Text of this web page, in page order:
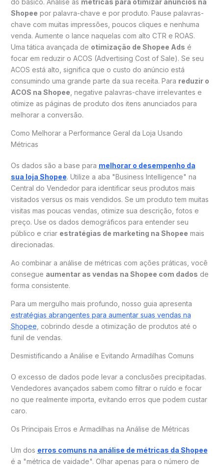
do básico. Analise as métricas para otimizar anúncios na
Shopee por palavra-chave e por produto. Pause palavras-
chave com muitas impressões, poucos cliques e nenhuma
venda. Aumente o lance naquelas com alto CTR e ROAS.
Uma tática avançada de otimização de Shopee Ads é
focar em reduzir o ACOS (Advertising Cost of Sale). Se seu
ACOS está alto, significa que o custo do anúncio está
consumindo uma grande parte da sua receita. Para reduzir o
ACOS na Shopee , negative palavras-chave irrelevantes e
otimize as páginas de produto dos itens anunciados para
melhorar a conversão.
Como Melhorar a Performance Geral da Loja Usando
Métricas
Os dados são a base para melhorar o desempenho da
sua loja Shopee. Utilize a aba "Business Intelligence" na
Central do Vendedor para identificar seus produtos mais
visitados versus os mais vendidos. Se um produto tem muitas
visitas mas poucas vendas, otimize sua descrição, fotos e
preço. Use os dados demográficos para entender seu
público e criar estratégias de marketing na Shopee mais
direcionadas.
Ao combinar a análise de métricas com ações práticas, você
consegue aumentar as vendas na Shopee com dados de
forma consistente.
Para um mergulho mais profundo, nosso guia apresenta
estratégias abrangentes para aumentar suas vendas na
Shopee , cobrindo desde a otimização de produtos até o
funil de vendas.
Desmistificando a Análise e Evitando Armadilhas Comuns
O excesso de dados pode levar a conclusões precipitadas.
Vendedores avançados sabem como filtrar o ruído e focar
no que realmente importa, evitando erros que podem custar
caro.
Os Principais Erros e Armadilhas na Análise de Métricas
Um dos erros comuns na análise de métricas da Shopee
é a "métrica de vaidade". Olhar apenas para o número de